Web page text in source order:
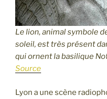
Le lion, animal symbole
soleil, est très présent
qui ornent la basilique
Source
Lyon a une scène